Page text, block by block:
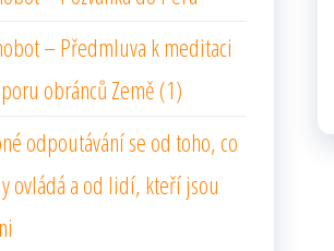
– Předmluva k meditaci
obránců Země (1)
odpoutávání se od toho, co
ovládá a od lidí, kteří jsou